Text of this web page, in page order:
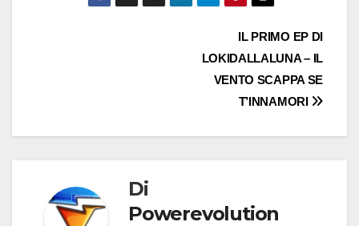
IL PRIMO EP DI
LOKIDALLALUNA – IL
VENTO SCAPPA SE
T’INNAMORI
Di
Powerevolution